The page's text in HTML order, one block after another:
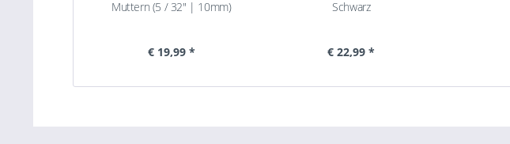
Muttern (5 / 32" | 10mm)
€ 19,99 *
Schwarz
€ 22,99 *